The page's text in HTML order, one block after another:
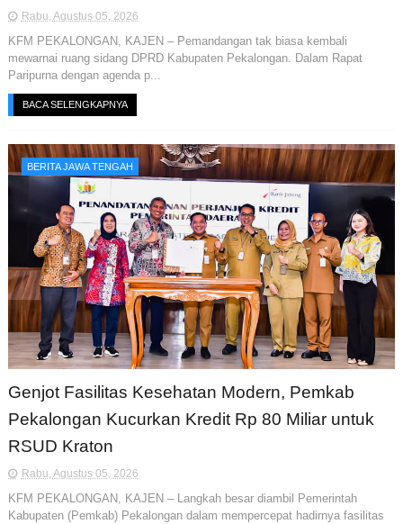
Rabu, Agustus 05, 2026
KFM PEKALONGAN, KAJEN – Pemandangan tak biasa kembali
mewarnai ruang sidang DPRD Kabupaten Pekalongan. Dalam Rapat
Paripurna dengan agenda p...
BACA SELENGKAPNYA
BERITA JAWA TENGAH
Genjot Fasilitas Kesehatan Modern, Pemkab
Pekalongan Kucurkan Kredit Rp 80 Miliar untuk
RSUD Kraton
Rabu, Agustus 05, 2026
KFM PEKALONGAN, KAJEN – Langkah besar diambil Pemerintah
Kabupaten (Pemkab) Pekalongan dalam mempercepat hadirnya fasilitas